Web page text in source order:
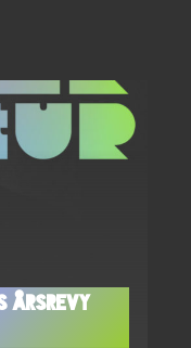
årsrevy